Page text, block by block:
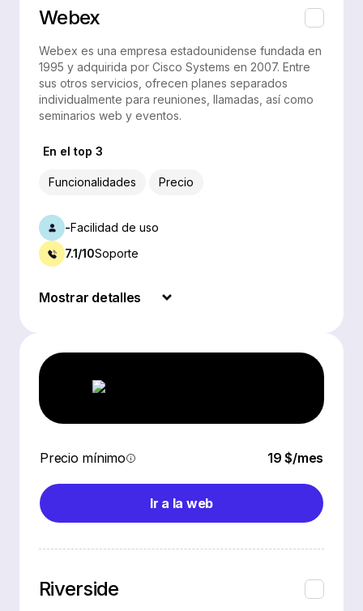
Webex
Webex es una empresa estadounidense fundada en
1995 y adquirida por Cisco Systems en 2007. Entre
sus otros servicios, ofrecen planes separados
individualmente para reuniones, llamadas, así como
seminarios web y eventos.
En el top 3
Funcionalidades Precio
-Facilidad de uso
7.1/10Soporte
Mostrar detalles
Precio mínimo 19 $/mes
Ir a la web
Riverside